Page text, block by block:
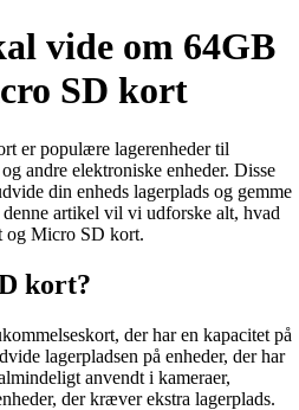
vide om 64GB
SD kort
er populære lagerenheder til
andre elektroniske enheder. Disse
din enheds lagerplads og gemme
artikel vil vi udforske alt, hvad
og Micro SD kort.
kort?
der har en kapacitet på
lagerpladsen på enheder, der har
anvendt i kameraer,
der kræver ekstra lagerplads.